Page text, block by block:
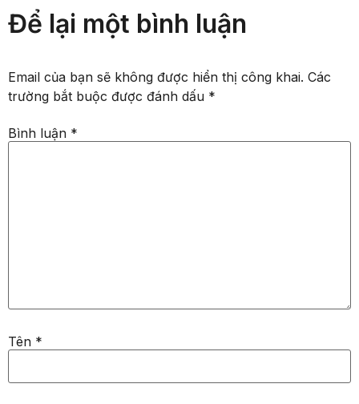
Để lại một bình luận
Email của bạn sẽ không được hiển thị công khai. Các
trường bắt buộc được đánh dấu *
Bình luận *
Tên *